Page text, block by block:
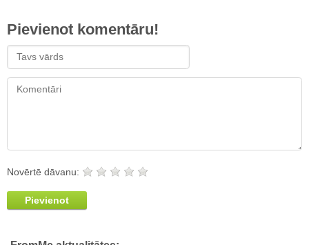
Pievienot komentāru!
Novērtē dāvanu:
Pievienot